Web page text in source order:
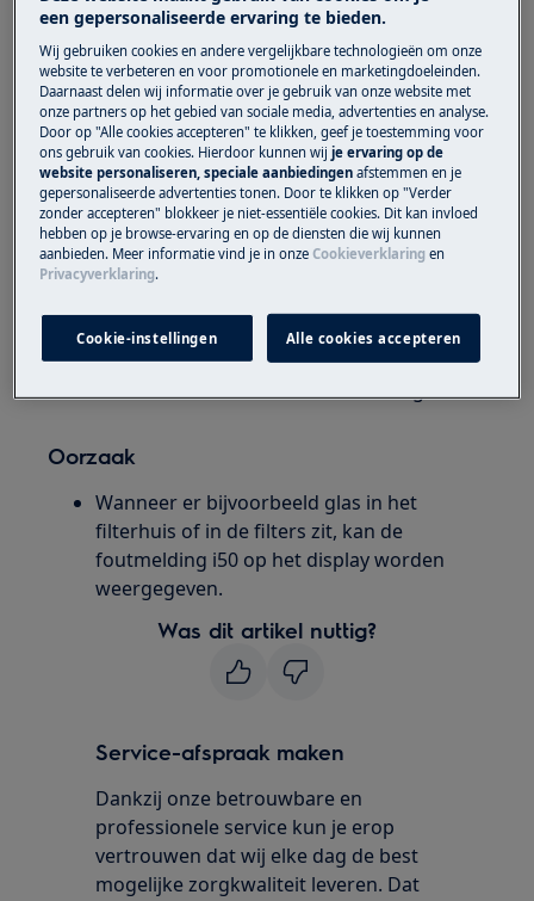
Oplossing
Vaatwasser geeft foutmelding i50 weer op het
display, dit duidt op een probleem met de
afvoerpomp of de circulatiepomp.
Controleer de filters.
Controleer het filterhuis.
Neem contact op met onze servicedienst
voor een afspraak.
Wanneer de bovenstaande suggesties het
probleem niet hebben opgelost, adviseren wij
een bezoek van een technicus aan te vragen.
Oorzaak
Wanneer er bijvoorbeeld glas in het
filterhuis of in de filters zit, kan de
foutmelding i50 op het display worden
weergegeven.
Was dit artikel nuttig?
Service-afspraak maken
Dankzij onze betrouwbare en
professionele service kun je erop
vertrouwen dat wij elke dag de best
mogelijke zorgkwaliteit leveren. Dat
een gepersonaliseerde ervaring te bieden.
Wij gebruiken cookies en andere vergelijkbare technologieën om onze
website te verbeteren en voor promotionele en marketingdoeleinden.
Daarnaast delen wij informatie over je gebruik van onze website met
onze partners op het gebied van sociale media, advertenties en analyse.
Door op "Alle cookies accepteren" te klikken, geef je toestemming voor
ons gebruik van cookies. Hierdoor kunnen wijje ervaring op de
website personaliseren, speciale aanbiedingen afstemmen en je
gepersonaliseerde advertenties tonen. Door te klikken op "Verder
zonder accepteren" blokkeer je niet-essentiële cookies. Dit kan invloed
hebben op je browse-ervaring en op de diensten die wij kunnen
aanbieden. Meer informatie vind je in onzeCookieverklaring en
Privacyverklaring.
Cookie-instellingen Alle cookies accepteren